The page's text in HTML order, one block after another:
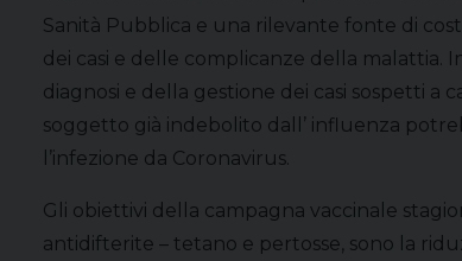
Sanità Pubblica e una rilevante fonte di
dei casi e delle complicanze della malattia.
diagnosi e della gestione dei casi sospetti a
soggetto già indebolito dall’ influenza
l’infezione da Coronavirus.
Gli obiettivi della campagna vaccinale
antidifterite – tetano e pertosse, sono la